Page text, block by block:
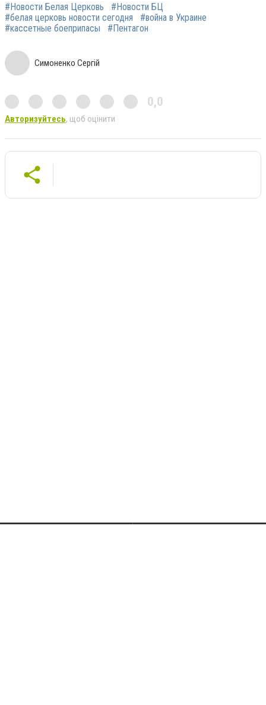
#Новости Белая Церковь
#Новости БЦ
#белая церковь новости сегодня
#война в Украине
#кассетные боеприпасы
#Пентагон
Симоненко Сергій
0,0
Авторизуйтесь, щоб оцінити